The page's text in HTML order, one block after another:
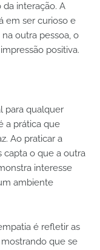
interação. A
em ser curioso e
outra pessoa, o
positiva.
para qualquer
a prática que
Ao praticar a
capta o que a outra
interesse
ambiente
é refletir as
que se